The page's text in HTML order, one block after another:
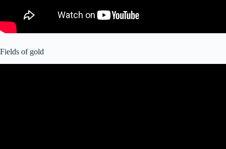
Fields of gold